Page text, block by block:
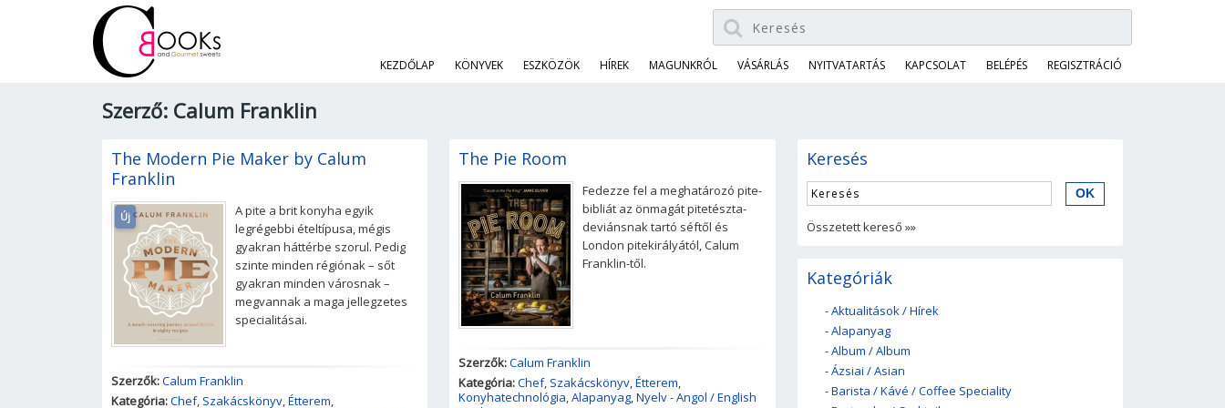
KEZDŐLAP KÖNYVEK ESZKÖZÖK HÍREK MAGUNKRÓL VÁSÁRLÁS NYITVATARTÁS KAPCSOLAT BELÉPÉS REGISZTRÁCIÓ
Szerző: Calum Franklin
The Modern Pie Maker by Calum
Franklin
Új
A pite a brit konyha egyik
legrégebbi ételtípusa, mégis
gyakran háttérbe szorul. Pedig
szinte minden régiónak – sőt
gyakran minden városnak –
megvannak a maga jellegzetes
specialitásai.
Szerzők:Calum Franklin
Kategória:Chef, Szakácskönyv,Étterem,
The Pie Room
Fedezze fel a meghatározó pite-
bibliát az önmagát pitetészta-
deviánsnak tartó séftől és
London pitekirályától, Calum
Franklin-től.
Szerzők:Calum Franklin
Kategória:Chef, Szakácskönyv,Étterem,
Konyhatechnológia,Alapanyag,Nyelv - Angol / English
Keresés
Összetett kereső »»
Kategóriák
-Aktualitások / Hírek
-Alapanyag
-Album / Album
-Ázsiai / Asian
-Barista / Kávé / Coffee Speciality